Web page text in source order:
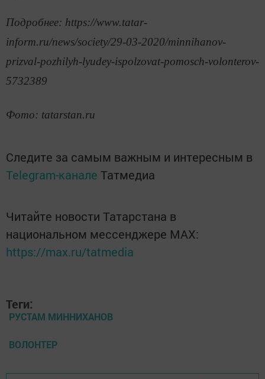
Подробнее: https://www.tatar-
inform.ru/news/society/29-03-2020/minnihanov-
prizval-pozhilyh-lyudey-ispolzovat-pomosch-volonterov-
5732389
Фото: tatarstan.ru
Следите за самым важным и интересным в
Telegram-канале Татмедиа
Читайте новости Татарстана в
национальном мессенджере MАХ:
https://max.ru/tatmedia
Теги:
РУСТАМ МИННИХАНОВ
ВОЛОНТЕР